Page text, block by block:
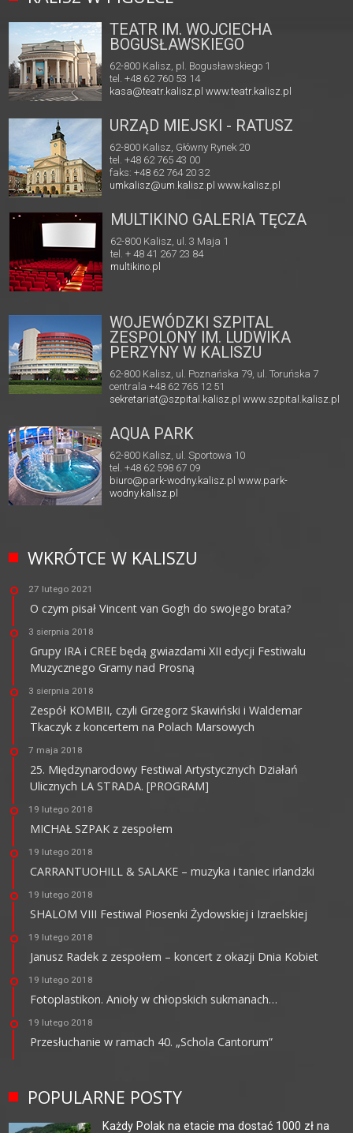
TEATR IM. WOJCIECHA
BOGUSŁAWSKIEGO
62-800 Kalisz, pl. Bogusławskiego 1
tel. +48 62 760 53 14
kasa@teatr.kalisz.pl www.teatr.kalisz.pl
URZĄD MIEJSKI - RATUSZ
62-800 Kalisz, Główny Rynek 20
tel. +48 62 765 43 00
faks: +48 62 764 20 32
umkalisz@um.kalisz.plwww.kalisz.pl
MULTIKINO GALERIA TĘCZA
62-800 Kalisz, ul. 3 Maja 1
tel. + 48 41 267 23 84
multikino.pl
WOJEWÓDZKI SZPITAL
ZESPOLONY IM. LUDWIKA
PERZYNY W KALISZU
62-800 Kalisz, ul. Poznańska 79, ul. Toruńska 7
centrala +48 62 765 12 51
sekretariat@szpital.kalisz.pl www.szpital.kalisz.pl
AQUA PARK
62-800 Kalisz, ul. Sportowa 10
tel. +48 62 598 67 09
biuro@park-wodny.kalisz.pl www.park-
wodny.kalisz.pl
WKRÓTCE W KALISZU
27 lutego 2021
O czym pisał Vincent van Gogh do swojego brata?
3 sierpnia 2018
Grupy IRA i CREE będą gwiazdami XII edycji Festiwalu
Muzycznego Gramy nad Prosną
3 sierpnia 2018
Zespół KOMBII, czyli Grzegorz Skawiński i Waldemar
Tkaczyk z koncertem na Polach Marsowych
7 maja 2018
25. Międzynarodowy Festiwal Artystycznych Działań
Ulicznych LA STRADA. [PROGRAM]
19 lutego 2018
MICHAŁ SZPAK z zespołem
19 lutego 2018
CARRANTUOHILL & SALAKE – muzyka i taniec irlandzki
19 lutego 2018
SHALOM VIII Festiwal Piosenki Żydowskiej i Izraelskiej
19 lutego 2018
Janusz Radek z zespołem – koncert z okazji Dnia Kobiet
19 lutego 2018
Fotoplastikon. Anioły w chłopskich sukmanach…
19 lutego 2018
Przesłuchanie w ramach 40. „Schola Cantorum”
POPULARNE POSTY
Każdy Polak na etacie ma dostać 1000 zł na